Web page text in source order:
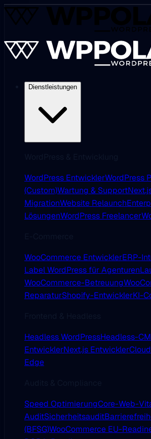
Dienstleistungen
WordPress EntwicklerWordPress
(Custom)Wartung & Support
MigrationWebsite Relaunch
LösungenWordPress Freelancer
WooCommerce EntwicklerERP-
Label WordPress für Agenturen
WooCommerce-Betreuung
ReparaturShopify-EntwicklerKI-
Headless WordPressHeadless-
EntwicklerNext.js Entwickler
Edge
Speed OptimierungCore-Web-
AuditSicherheitsaudit
(BFSG)WooCommerce EU-